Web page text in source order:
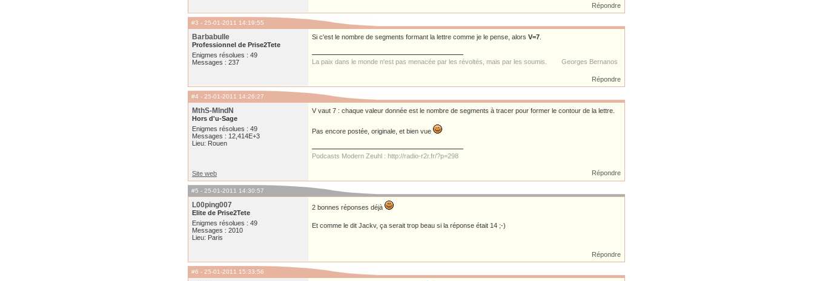
Répondre
#3 - 25-01-2011 14:19:55
Barbabulle
Professionnel de Prise2Tete
Enigmes résolues : 49
Messages : 237
Si c'est le nombre de segments formant la lettre comme je le pense, alors V=7
La paix dans le monde n'est pas menacée par les révoltés, mais par les soumis. Georges Bernanos
Répondre
#4 - 25-01-2011 14:26:27
MthS-MlndN
Hors d'u-Sage
Enigmes résolues : 49
Messages : 12,414E+3
Lieu: Rouen
V vaut 7 : chaque valeur donnée est le nombre de segments à tracer pour former le contour de la lettre.
Pas encore postée, originale, et bien vue
Podcasts Modern Zeuhl : http://radio-r2r.fr/?p=298
Site web Répondre
#5 - 25-01-2011 14:30:57
L00ping007
Elite de Prise2Tete
Enigmes résolues : 49
Messages : 2010
Lieu: Paris
2 bonnes réponses déjà
Et comme le dit Jackv, ça serait trop beau si la réponse était 14 ;-)
Répondre
#6 - 25-01-2011 15:33:56